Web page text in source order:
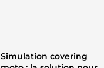
Simulation covering